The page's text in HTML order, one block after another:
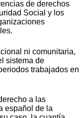
de derechos
Social y los
ni comunitaria,
sistema de
trabajados en
a las
español de la